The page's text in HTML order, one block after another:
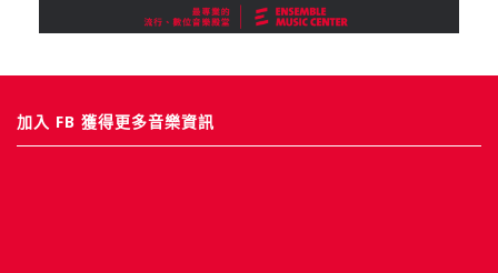
加入 FB 獲得更多音樂資訊